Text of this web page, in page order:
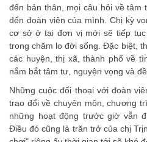
đến bản thân, mọi câu hỏi về tâm
đến đoàn viên của mình. Chị kỳ
cơ sở ở tại đơn vị mới sẽ tiếp
trong chăm lo đời sống. Đặc biệt,
các huyện, thị xã, thành phố về
nắm bắt tâm tư, nguyện vọng và đề
Những cuộc đối thoại với đoàn
trao đổi về chuyên môn, chương
những hoạt động trước giờ vẫn
Điều đó cũng là trăn trở của chị